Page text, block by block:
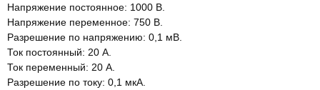
Напряжение постоянное: 1000 В.
Напряжение переменное: 750 В.
Разрешение по напряжению: 0,1 мВ.
Ток постоянный: 20 А.
Ток переменный: 20 А.
Разрешение по току: 0,1 мкА.